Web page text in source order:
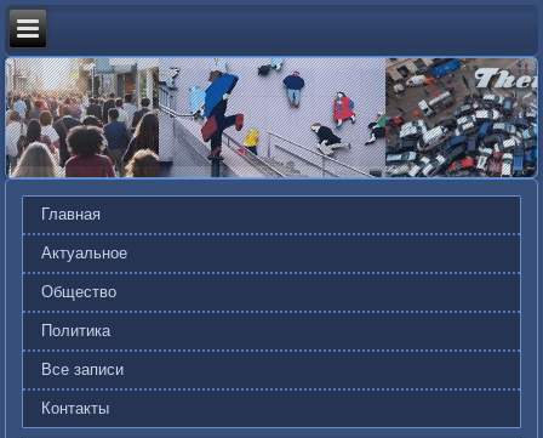
Главная
Актуальное
Общество
Политика
Все записи
Контакты